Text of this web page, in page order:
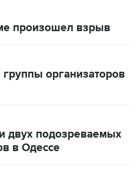
произошел взрыв
организаторов
двух подозреваемых
в Одессе